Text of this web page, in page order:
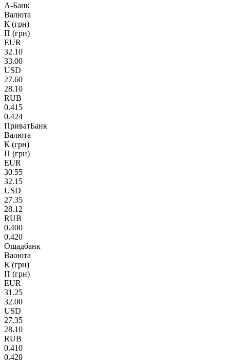
А-Банк
Валюта
К (грн)
П (грн)
EUR
32.10
33.00
USD
27.60
28.10
RUB
0.415
0.424
ПриватБанк
Валюта
К (грн)
П (грн)
EUR
30.55
32.15
USD
27.35
28.12
RUB
0.400
0.420
Ощадбанк
Ваоюта
К (грн)
П (грн)
EUR
31.25
32.00
USD
27.35
28.10
RUB
0.410
0.420